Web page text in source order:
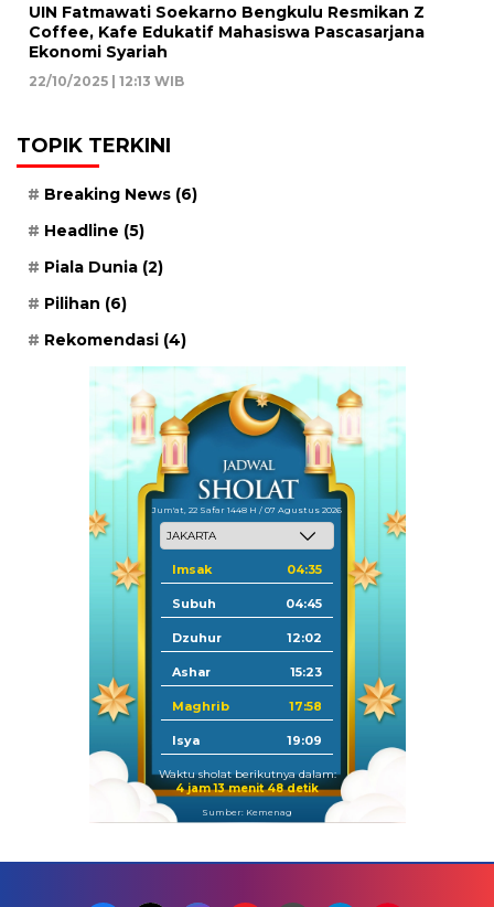
UIN Fatmawati Soekarno Bengkulu Resmikan Z
Coffee, Kafe Edukatif Mahasiswa Pascasarjana
Ekonomi Syariah
22/10/2025 | 12:13 WIB
TOPIK TERKINI
Breaking News (6)
Headline (5)
Piala Dunia (2)
Pilihan (6)
Rekomendasi (4)
Jum'at, 22 Safar 1448 H / 07 Agustus 2026
Imsak 04:35
Subuh 04:45
Dzuhur 12:02
Ashar 15:23
Maghrib 17:58
Isya 19:09
Waktu sholat berikutnya dalam:
4 jam 13 menit 47 detik
Sumber: Kemenag